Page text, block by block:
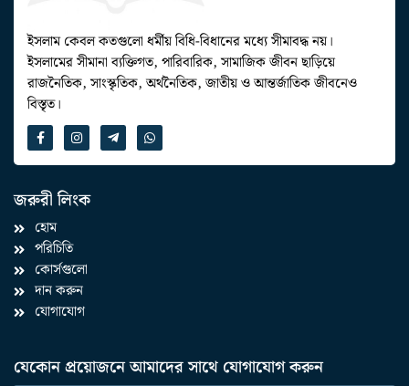
ইসলাম কেবল কতগুলো ধর্মীয় বিধি-বিধানের মধ্যে সীমাবদ্ধ নয়।
ইসলামের সীমানা ব্যক্তিগত, পারিবারিক, সামাজিক জীবন ছাড়িয়ে
রাজনৈতিক, সাংস্কৃতিক, অর্থনৈতিক, জাতীয় ও আন্তর্জাতিক জীবনেও
বিস্তৃত।
জরুরী লিংক
হোম
পরিচিতি
কোর্সগুলো
দান করুন
যোগাযোগ
যেকোন প্রয়োজনে আমাদের সাথে যোগাযোগ করুন